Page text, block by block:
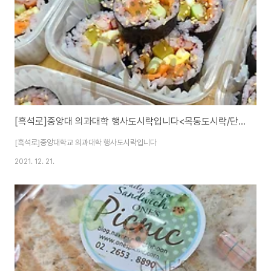
[흑석로]중앙대 의과대학 행사도시락입니다<목동도시락/단체도시락/도시락케이터링:원스피크닉>
[흑석로]중앙대학교 의과대학 행사도시락입니다
2021. 12. 21.